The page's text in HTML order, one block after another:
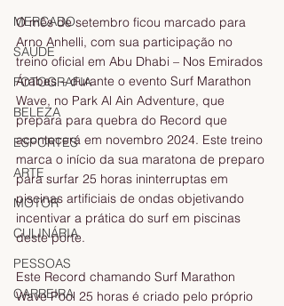
MERCADO
SAÚDE
FOTOGRAFIA
BELEZA
ESPORTES
ARTE
MOTOR
CULINÁRIA
PESSOAS
CARREIRA
O mês de setembro ficou marcado para
Arno Anhelli, com sua participação no
treino oficial em Abu Dhabi – Nos Emirados
Árabes – durante o evento Surf Marathon
Wave, no Park Al Ain Adventure, que
prepara para quebra do Record que
acontecerá em novembro 2024. Este treino
marca o início da sua maratona de preparo
para surfar 25 horas ininterruptas em
piscinas artificiais de ondas objetivando
incentivar a prática do surf em piscinas
deste porte.
Este Record chamando Surf Marathon
Wave Pool 25 horas é criado pelo próprio